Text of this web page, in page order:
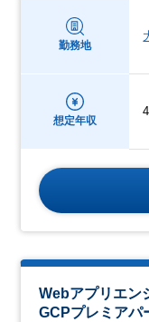
勤務地
想定年収
Webアプリエン
GCPプレミアパ